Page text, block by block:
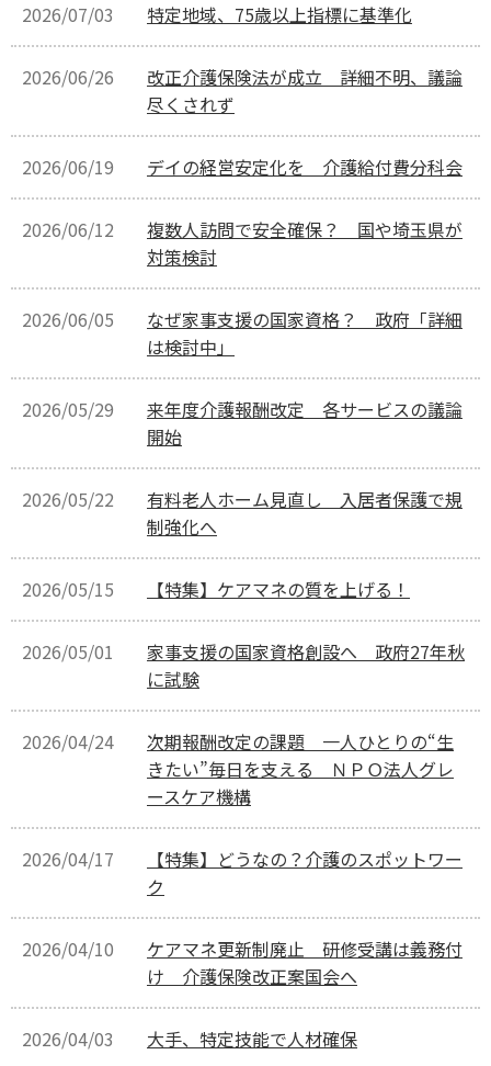
2026/07/03 特定地域、75歳以上指標に基準化
2026/06/26
改正介護保険法が成立 詳細不明、議論
尽くされず
2026/06/19 デイの経営安定化を 介護給付費分科会
2026/06/12
複数人訪問で安全確保？ 国や埼玉県が
対策検討
2026/06/05
なぜ家事支援の国家資格？ 政府「詳細
は検討中」
2026/05/29
来年度介護報酬改定 各サービスの議論
開始
2026/05/22
有料老人ホーム見直し 入居者保護で規
制強化へ
2026/05/15 【特集】ケアマネの質を上げる！
2026/05/01
家事支援の国家資格創設へ 政府27年秋
に試験
2026/04/24
次期報酬改定の課題 一人ひとりの“生
きたい”毎日を支える ＮＰＯ法人グレ
ースケア機構
2026/04/17
【特集】どうなの？介護のスポットワー
ク
2026/04/10
ケアマネ更新制廃止 研修受講は義務付
け 介護保険改正案国会へ
2026/04/03 大手、特定技能で人材確保